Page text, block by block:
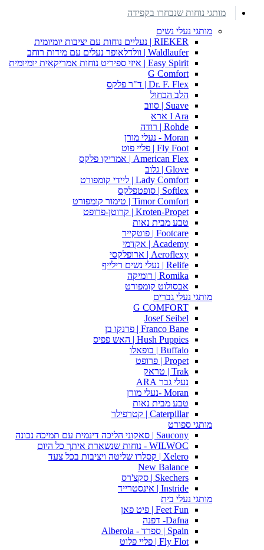
מותגי נוחות שנבחרו בקפידה
מותגי נעלי נשים
RIEKER | נעליים נוחות עם יציבות יומיומית
Waldlaufer | וולדלאופר נעלים עם מידות רוחב
Easy Spirit | איזי ספיריט נוחות אמריקאית יומיומית
G Comfort
Dr. F. Flex | ד"ר פלקס
הלב הכחול
Suave | סווב
I Ara ארא
Rohde | רודה
Moran - נעלי מורן
Fly Foot | פליי פוט
American Flex | אמריקו פלקס
Glove | גלוב
Lady Comfort | ליידי קומפורט
Softlex | סופטפלקס
Timor Comfort | טימור קומפורט
Kroten-Propet | קרוטן-פרופט
טבע מבית נאות
Footcare | פוטקייר
Academy | אקדמי
Aeroflexy | ארופלקסי
Relife | נעלי נשים רילייף
Romika | רומיקה
אבסולוט קומפורט
מותגי נעלי גברים
G COMFORT
Josef Seibel
Franco Bane | פרנקו בן
Hush Puppies | האש פפיס
Buffalo | בופאלו
Propet | פרופט
Trak | טראק
נעלי גבר ARA
Moran -נעלי מורן
טבע מבית נאות
Caterpillar | קטרפילר
מותגי ספורט
Saucony | סאקוני הליכה דינמית עם תמיכה נכונה
WILWOC - נוחות שנשארת איתך כל היום
Xelero | קסלרו שליטה ויציבות בכל צעד
New Balance
Skechers | סקצ'רס
Instride | אינסטרייד
מותגי נעלי בית
Feet Fun | פיט פאן
Dafna- דפנה
Spain | ספרד - Alberola
Fly Flot | פליי פלוט